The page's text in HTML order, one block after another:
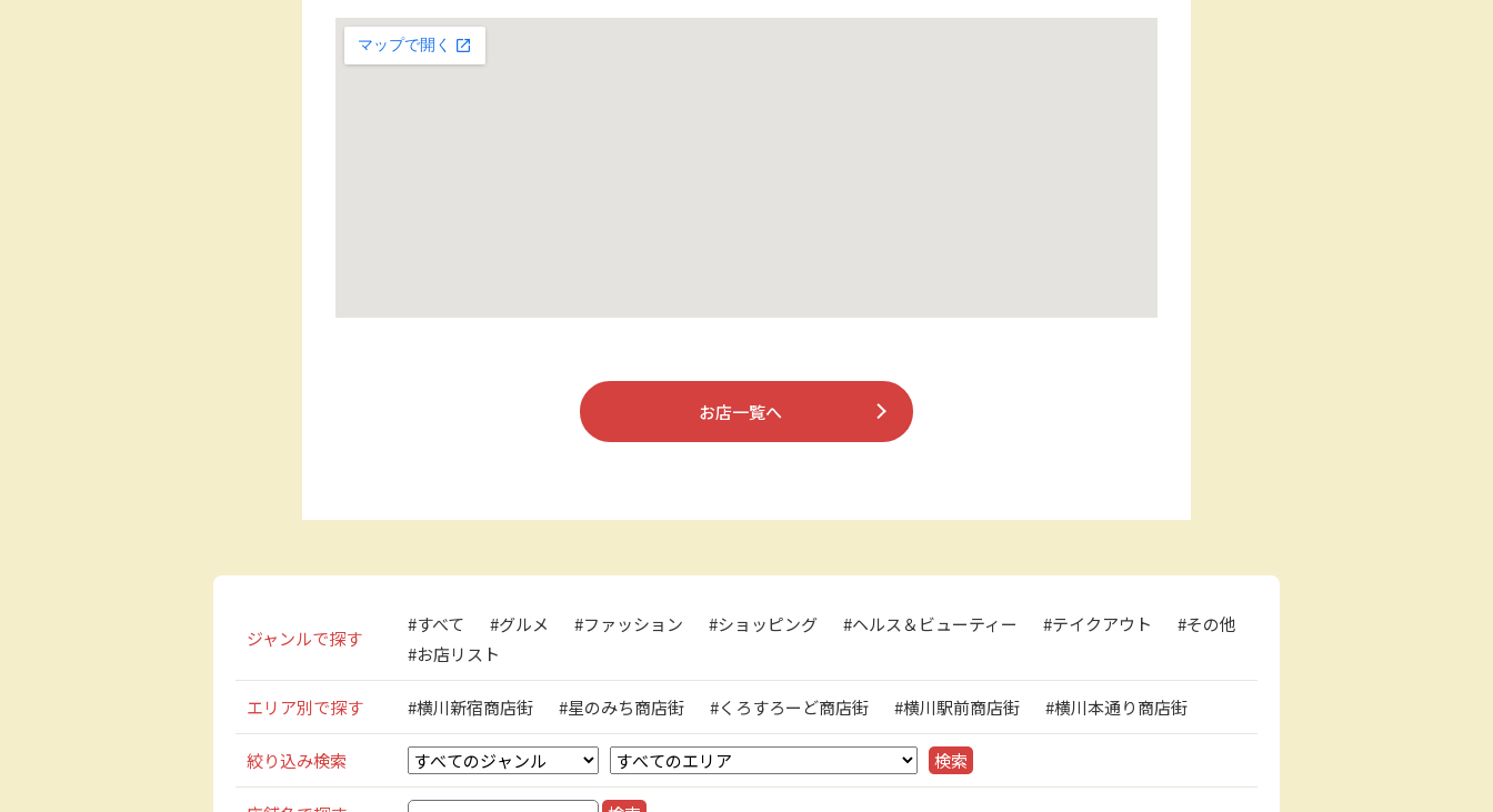
お店一覧へ
ジャンルで探す
#すべて #グルメ #ファッション #ショッピング #ヘルス＆ビューティー #テイクアウト
#その他
#お店リスト
エリア別で探す #横川新宿商店街 #星のみち商店街 #くろすろーど商店街 #横川駅前商店街 #横川本通り商店街
絞り込み検索